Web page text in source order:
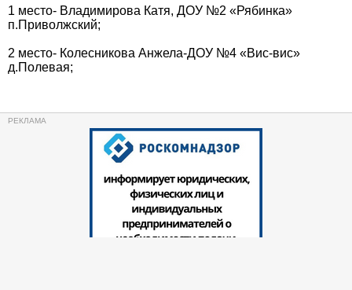
1 место- Владимирова Катя, ДОУ №2 «Рябинка»
п.Приволжский;
2 место- Колесникова Анжела-ДОУ №4 «Вис-вис»
д.Полевая;